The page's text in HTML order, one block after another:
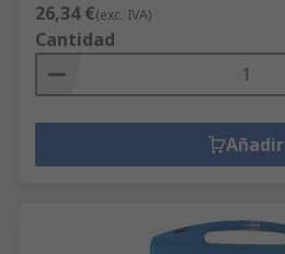
26,34 €(exc. IVA)
Cantidad
Añadir